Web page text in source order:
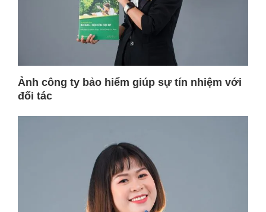
Ảnh công ty bảo hiểm giúp sự tín nhiệm với
đối tác